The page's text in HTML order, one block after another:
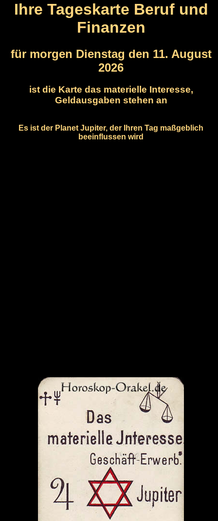
Ihre Tageskarte Beruf und
Finanzen
für morgen Dienstag den 11. August
2026
ist die Karte das materielle Interesse,
Geldausgaben stehen an
Es ist der Planet Jupiter, der Ihren Tag maßgeblich
beeinflussen wird